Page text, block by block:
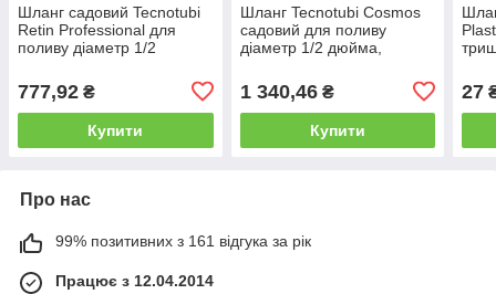
Шланг садовий Tecnotubi
Retin Professional для
поливу діаметр 1/2
1/2 15)
777,92 ₴
Купити
Шланг Tecnotubi Cosmos
садовий для поливу
діаметр 1/2 дюйма,
1 340,46₴
Купити
27
Про нас
99% позитивних з 161 відгука за рік
Працює з 12.04.2014